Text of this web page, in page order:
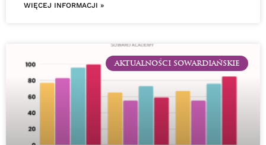
WIĘCEJ INFORMACJI »
AKTUALNOŚCI SOWARDIAŃSKIE